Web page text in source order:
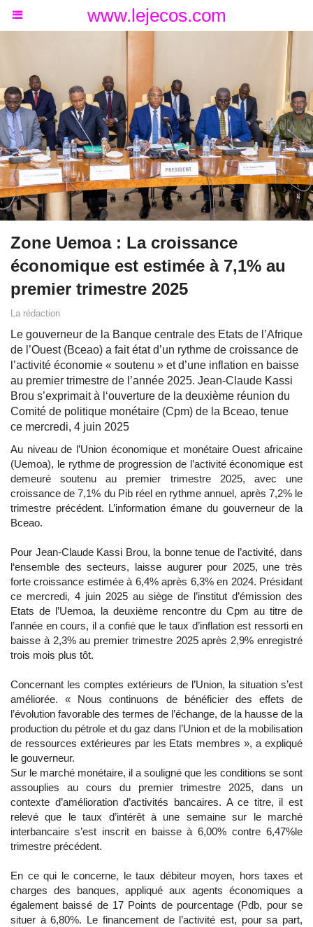
www.lejecos.com
Zone Uemoa : La croissance
économique est estimée à 7,1% au
premier trimestre 2025
La rédaction
Le gouverneur de la Banque centrale des Etats de l’Afrique
de l’Ouest (Bceao) a fait état d’un rythme de croissance de
l’activité économie « soutenu » et d’une inflation en baisse
au premier trimestre de l’année 2025. Jean-Claude Kassi
Brou s’exprimait à l‘ouverture de la deuxième réunion du
Comité de politique monétaire (Cpm) de la Bceao, tenue
ce mercredi, 4 juin 2025
Au niveau de l’Union économique et monétaire Ouest africaine
(Uemoa), le rythme de progression de l’activité économique est
demeuré soutenu au premier trimestre 2025, avec une
croissance de 7,1% du Pib réel en rythme annuel, après 7,2% le
trimestre précédent. L’information émane du gouverneur de la
Bceao.
Pour Jean-Claude Kassi Brou, la bonne tenue de l’activité, dans
l‘ensemble des secteurs, laisse augurer pour 2025, une très
forte croissance estimée à 6,4% après 6,3% en 2024. Présidant
ce mercredi, 4 juin 2025 au siège de l’institut d’émission des
Etats de l’Uemoa, la deuxième rencontre du Cpm au titre de
l’année en cours, il a confié que le taux d’inflation est ressorti en
baisse à 2,3% au premier trimestre 2025 après 2,9% enregistré
trois mois plus tôt.
Concernant les comptes extérieurs de l’Union, la situation s’est
améliorée. « Nous continuons de bénéficier des effets de
l’évolution favorable des termes de l’échange, de la hausse de la
production du pétrole et du gaz dans l’Union et de la mobilisation
de ressources extérieures par les Etats membres », a expliqué
le gouverneur.
Sur le marché monétaire, il a souligné que les conditions se sont
assouplies au cours du premier trimestre 2025, dans un
contexte d’amélioration d’activités bancaires. A ce titre, il est
relevé que le taux d’intérêt à une semaine sur le marché
interbancaire s’est inscrit en baisse à 6,00% contre 6,47%le
trimestre précédent.
En ce qui le concerne, le taux débiteur moyen, hors taxes et
charges des banques, appliqué aux agents économiques a
également baissé de 17 Points de pourcentage (Pdb, pour se
situer à 6,80%. Le financement de l’activité est, pour sa part,